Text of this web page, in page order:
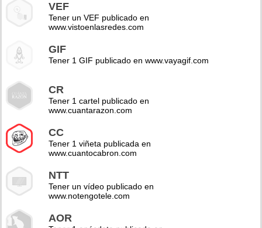
VEF
Tener un VEF publicado en
www.vistoenlasredes.com
GIF
Tener 1 GIF publicado en www.vayagif.com
CR
Tener 1 cartel publicado en
www.cuantarazon.com
CC
Tener 1 viñeta publicada en
www.cuantocabron.com
NTT
Tener un vídeo publicado en
www.notengotele.com
AOR